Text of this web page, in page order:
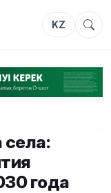
KZ
села:
года